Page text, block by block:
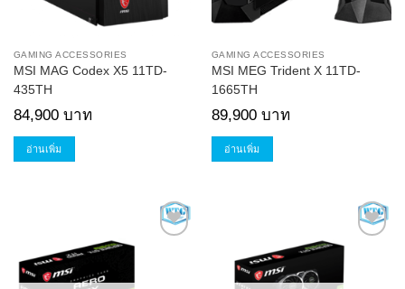
GAMING ACCESSORIES
MSI MAG Codex X5 11TD-
435TH
84,900 บาท
อ่านเพิ่ม
GAMING ACCESSORIES
MSI MEG Trident X 11TD-
1665TH
89,900 บาท
อ่านเพิ่ม